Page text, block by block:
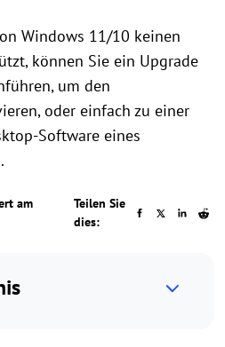
Windows 11/10 keinen
können Sie ein Upgrade
um den
oder einfach zu einer
Software eines
am
Teilen Sie
dies: